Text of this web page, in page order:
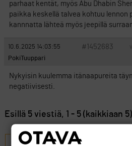
parhaat kentät, myös Abu Dhabin
paikka keskellä talvea kohtuu lennon
kannnatta lähteä myös jeepillä
10.6.2025 14:03:55 #1452683
PokiTuuppari
Nykyisin kuulemma itänaapureita
negatiivisesti.
Esillä 5 viestiä, 1 - 5 (kaikkiaan 5)
Vastaa aiheeseen: Dubai??